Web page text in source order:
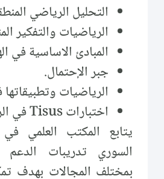
التحليل الرياضي
الرياضيات والتفكير
المبادئ الاساسية في
جبر الإحتمال.
الرياضيات
اختبارات Tisus في الرياضيات.
يتابع المكتب العلمي
السوري تدريبات الدعم
بمختلف المجالات بهدف